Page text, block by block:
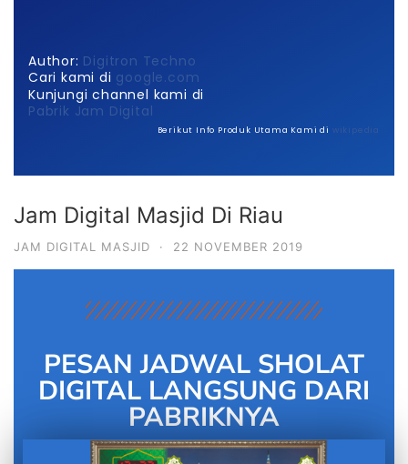
Author: Digitron Techno
Cari kami di google.com
Kunjungi channel kami di
Pabrik Jam Digital
Berikut Info Produk Utama Kami di wikipedia
Jam Digital Masjid Di Riau
JAM DIGITAL MASJID · 22 NOVEMBER 2019
PESAN JADWAL SHOLAT
DIGITAL LANGSUNG DARI
PABRIKNYA